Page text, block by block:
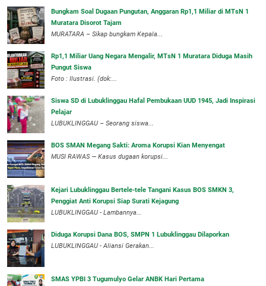
Bungkam Soal Dugaan Pungutan, Anggaran Rp1,1 Miliar di MTsN 1
Muratara Disorot Tajam
‎MURATARA – Sikap bungkam Kepala...
‎Rp1,1 Miliar Uang Negara Mengalir, MTsN 1 Muratara Diduga Masih
Pungut Siswa
Foto : Ilustrasi. (dok:...
Siswa SD di Lubuklinggau Hafal Pembukaan UUD 1945, Jadi Inspirasi
Pelajar
LUBUKLINGGAU – Seorang siswa...
BOS SMAN Megang Sakti: Aroma Korupsi Kian Menyengat
MUSI RAWAS — Kasus dugaan korupsi...
Kejari Lubuklinggau Bertele-tele Tangani Kasus BOS SMKN 3,
Penggiat Anti Korupsi Siap Surati Kejagung
LUBUKLINGGAU - Lambannya...
Diduga Korupsi Dana BOS, SMPN 1 Lubuklinggau Dilaporkan
LUBUKLINGGAU - Aliansi Gerakan...
SMAS YPBI 3 Tugumulyo Gelar ANBK Hari Pertama